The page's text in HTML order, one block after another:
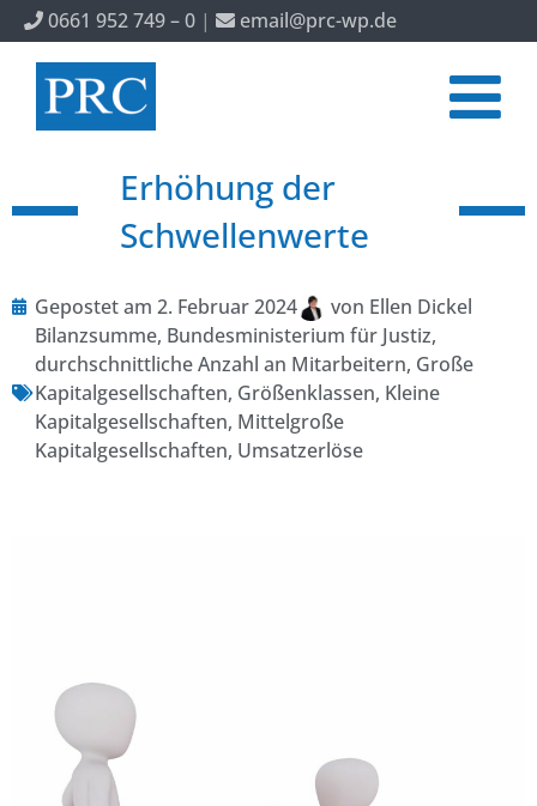
0661 952 749 – 0 | email@prc-wp.de
Erhöhung der
Schwellenwerte
Gepostet am 2. Februar 2024 von Ellen Dickel
Bilanzsumme, Bundesministerium für Justiz,
durchschnittliche Anzahl an Mitarbeitern, Große
Kapitalgesellschaften, Größenklassen, Kleine
Kapitalgesellschaften, Mittelgroße
Kapitalgesellschaften, Umsatzerlöse